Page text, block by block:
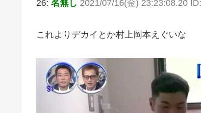
26: 名無し 2021/07/16(金) 23:23:08.20
これよりデカイとか村上岡本えぐいな